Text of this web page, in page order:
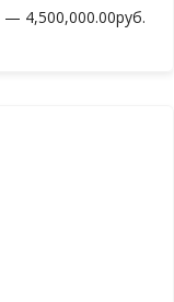
— 4,500,000.00руб.